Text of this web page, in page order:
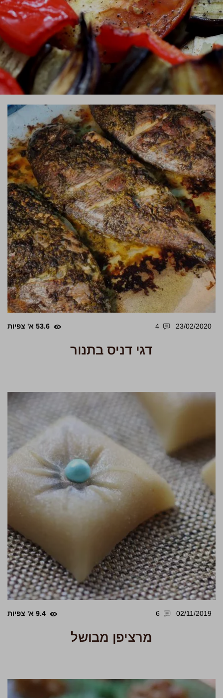
23/02/2020
4 53.6 א' צפיות
דגי דניס בתנור
02/11/2019
6 9.4 א' צפיות
מרציפן מבושל